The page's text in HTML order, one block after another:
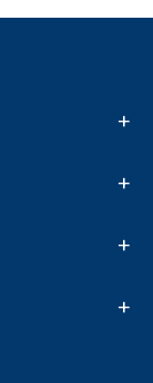
+
+
+
+